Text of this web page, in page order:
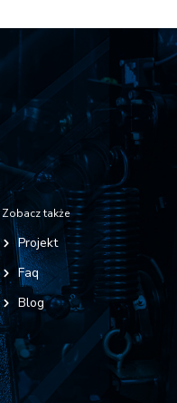
Zobacz także
Projekt
Faq
Blog